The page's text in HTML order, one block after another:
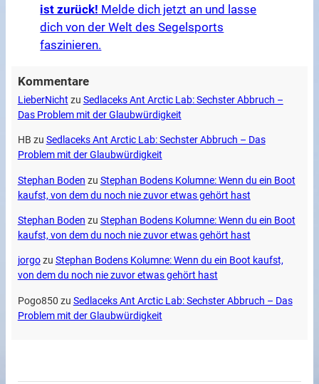
ist zurück! Melde dich jetzt an und lasse
dich von der Welt des Segelsports
faszinieren.
Kommentare
LieberNicht zu Sedlaceks Ant Arctic Lab: Sechster Abbruch –
Das Problem mit der Glaubwürdigkeit
HB zu Sedlaceks Ant Arctic Lab: Sechster Abbruch – Das
Problem mit der Glaubwürdigkeit
Stephan Boden zu Stephan Bodens Kolumne: Wenn du ein Boot
kaufst, von dem du noch nie zuvor etwas gehört hast
Stephan Boden zu Stephan Bodens Kolumne: Wenn du ein Boot
kaufst, von dem du noch nie zuvor etwas gehört hast
jorgozu Stephan Bodens Kolumne: Wenn du ein Boot kaufst,
von dem du noch nie zuvor etwas gehört hast
Pogo850 zu Sedlaceks Ant Arctic Lab: Sechster Abbruch – Das
Problem mit der Glaubwürdigkeit